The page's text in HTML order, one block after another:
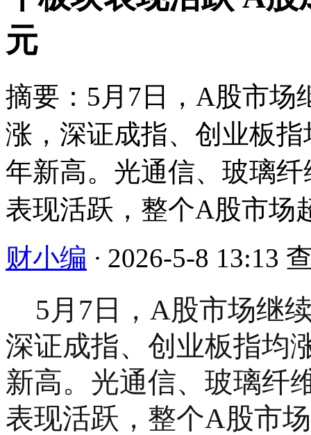
元
摘要：5月7日，A股市场
涨，深证成指、创业板
年新高。光通信、玻璃
表现活跃，整个A股市场
财小编 · 2026-5-8 13:13
5月7日，A股市场继
深证成指、创业板指均
新高。光通信、玻璃纤
表现活跃，整个A股市